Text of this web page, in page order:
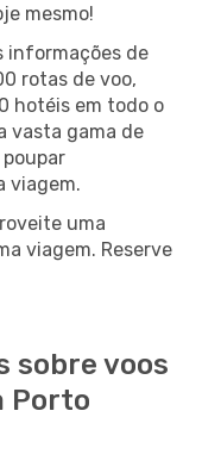
mesmo!
informações de
rotas de voo,
hotéis em todo o
vasta gama de
viagem.
uma
viagem. Reserve
sobre voos
Porto